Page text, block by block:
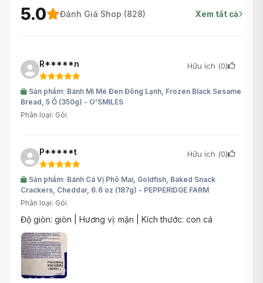
không đau.
5.0 Đánh Giá Shop (828) Xem tất cả
R*****n Hữu ích (0)
Sản phẩm: Bánh Mì Mè Đen Đông Lạnh, Frozen Black Sesame
Bread, 5 Ổ (350g) - O'SMILES
Phân loại: Gói
P*****t Hữu ích (0)
Sản phẩm: Bánh Cá Vị Phô Mai, Goldfish, Baked Snack
Crackers, Cheddar, 6.6 oz (187g) - PEPPERIDGE FARM
Phân loại: Gói
Độ giòn: giòn | Hương vị: mặn | Kích thước: con cá